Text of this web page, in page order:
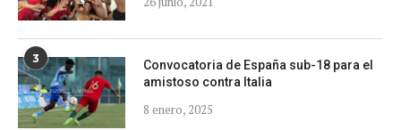
3
Convocatoria de España sub-18 para el
amistoso contra Italia
8 enero, 2025